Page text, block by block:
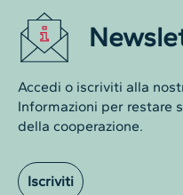
Accedi o iscriviti alla
Informazioni per restare
della cooperazione.
Iscriviti